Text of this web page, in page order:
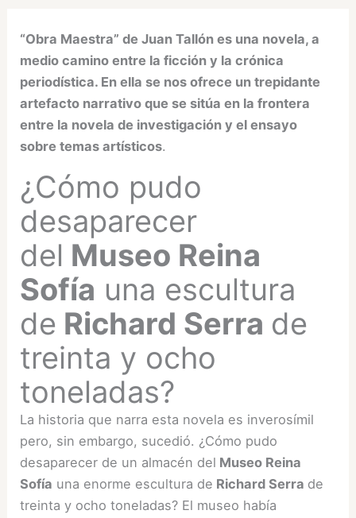
“Obra Maestra” de Juan Tallón es una novela, a
medio camino entre la ficción y la crónica
periodística. En ella se nos ofrece un trepidante
artefacto narrativo que se sitúa en la frontera
entre la novela de investigación y el ensayo
sobre temas artísticos.
¿Cómo pudo
desaparecer
del Museo Reina
Sofía una escultura
de Richard Serra de
treinta y ocho
toneladas?
La historia que narra esta novela es inverosímil
pero, sin embargo, sucedió. ¿Cómo pudo
desaparecer de un almacén del Museo Reina
Sofía una enorme escultura de Richard Serra de
treinta y ocho toneladas? El museo había